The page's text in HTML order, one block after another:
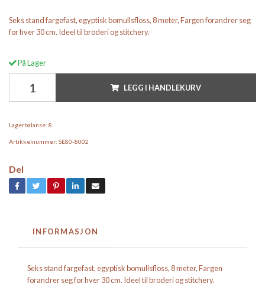
Seks stand fargefast, egyptisk bomullsfloss, 8 meter, Fargen forandrer seg
for hver 30 cm. Ideel til broderi og stitchery.
På Lager
LEGG I HANDLEKURV
Lagerbalanse: 8
Artikkelnummer: SE80-8002
Del
INFORMASJON
Seks stand fargefast, egyptisk bomullsfloss, 8 meter, Fargen
forandrer seg for hver 30 cm. Ideel til broderi og stitchery.